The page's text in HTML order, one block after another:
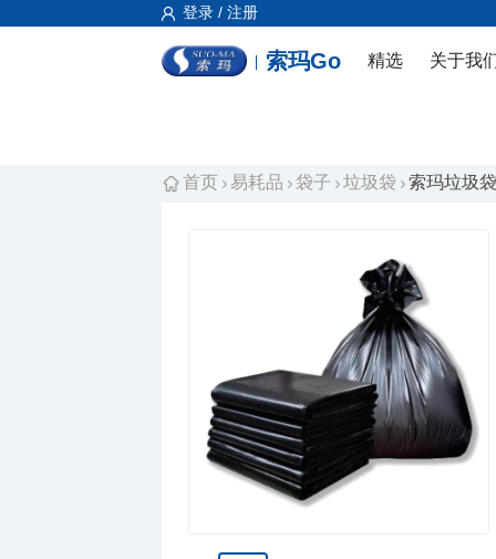
登录 / 注册
索玛Go 精选 关于我
首页 易耗品 袋子 垃圾袋 索玛垃圾